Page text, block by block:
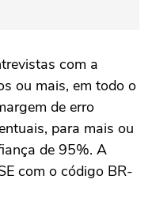
com a
ou mais, em todo o
de erro
para mais ou
de 95%. A
com o código BR-